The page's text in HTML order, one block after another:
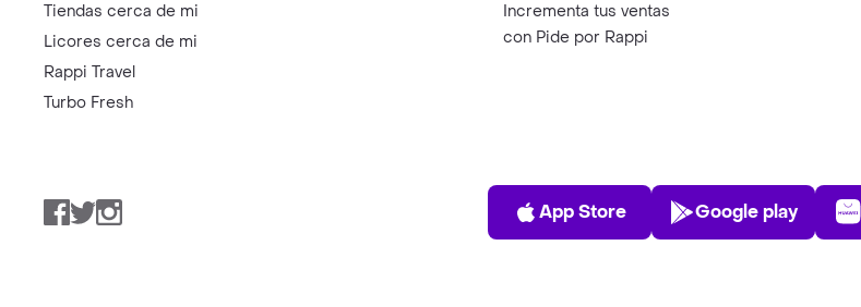
Tiendas cerca de mi
Licores cerca de mi
Rappi Travel
Turbo Fresh
Incrementa tus ventas
con Pide por Rappi
Facebook
TwitterInstagram
App Store
App Store
Play Store
Google play